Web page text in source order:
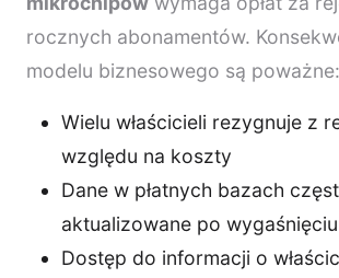
rocznych abonamentów.
modelu biznesowego są poważne:
Wielu właścicieli rezygnuje z
względu na koszty
Dane w płatnych bazach
aktualizowane po
Dostęp do informacji o